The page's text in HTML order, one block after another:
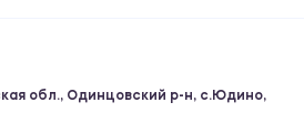
обл., Одинцовский р-н, с.Юдино,